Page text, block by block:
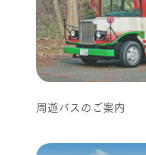
周遊バスのご案内